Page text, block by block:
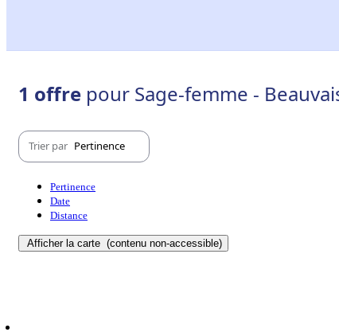
1 offre pour Sage-femme -
Trier par Pertinence
Pertinence
Date
Distance
Afficher la carte (contenu non-accessible)